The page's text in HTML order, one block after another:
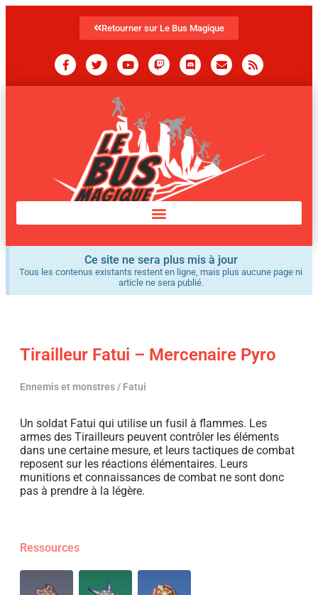
Retourner sur Le Bus Magique
Ce site ne sera plus mis à jour
Tous les contenus existants restent en ligne, mais plus aucune page ni
article ne sera publié.
Tirailleur Fatui – Mercenaire Pyro
Ennemis et monstres / Fatui
Un soldat Fatui qui utilise un fusil à flammes. Les
armes des Tirailleurs peuvent contrôler les éléments
dans une certaine mesure, et leurs tactiques de combat
reposent sur les réactions élémentaires. Leurs
munitions et connaissances de combat ne sont donc
pas à prendre à la légère.
Ressources